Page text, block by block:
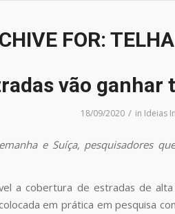
FOR:
vão
18/09/2020 / in Ideias
e Suíça, pesquisadores
a cobertura de estradas de
em prática em pesquisa